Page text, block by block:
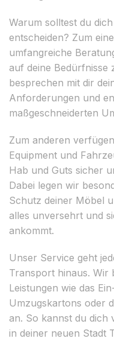
Warum solltest du
entscheiden? Zum
umfangreiche
auf deine Bedürfnisse
besprechen mit dir
Anforderungen und
maßgeschneiderten
Zum anderen
Equipment und
Hab und Guts sicher
Dabei legen wir
Schutz deiner Möbel
alles unversehrt und
ankommt.
Unser Service geht
Transport hinaus. Wir
Leistungen wie das
Umzugskartons oder
an. So kannst du dich
in deiner neuen Stadt